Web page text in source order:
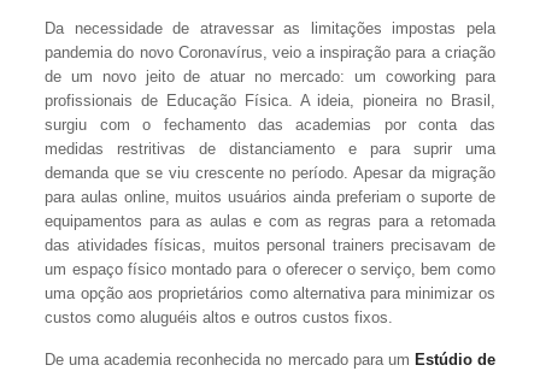
Da necessidade de atravessar as limitações impostas pela
pandemia do novo Coronavírus, veio a inspiração para a criação
de um novo jeito de atuar no mercado: um coworking para
profissionais de Educação Física. A ideia, pioneira no Brasil,
surgiu com o fechamento das academias por conta das
medidas restritivas de distanciamento e para suprir uma
demanda que se viu crescente no período. Apesar da migração
para aulas online, muitos usuários ainda preferiam o suporte de
equipamentos para as aulas e com as regras para a retomada
das atividades físicas, muitos personal trainers precisavam de
um espaço físico montado para o oferecer o serviço, bem como
uma opção aos proprietários como alternativa para minimizar os
custos como aluguéis altos e outros custos fixos.
De uma academia reconhecida no mercado para um Estúdio de